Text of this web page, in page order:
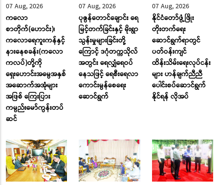
07 Aug, 2026
ကလော
စာတိုက်(ဟောင်း)၊
ကလောရေကူးကန်နှင့်
နားနေစခန်း(ကလော
ကလပ်)တို့ကို
ရှေးဟောင်းအမွေအနှစ်
အဆောက်အအုံများ
အဖြစ် ကြေးပြား
ကမ္ပည်းမော်ကွန်းတပ်
ဆင်
07 Aug, 2026
ပုဇွန်တောင်ချောင်း ရေ
မြင့်တက်ခြင်းနှင့် မိုးရွာ
သွန်းမှုများခြင်းတို့
ကြောင့် ဒဂုံတက္ကသိုလ်
အတွင်း ရေလျှံရေဝပ်
နေသဖြင့် ရေစီးရေလာ
ကောင်းမွန်စေရေး
ဆောင်ရွက်
07 Aug, 2026
နိုင်ငံတော်ဖွံ့ဖြိုး
တိုးတက်ရေး
ဆောင်ရွက်ရာတွင်
ပတ်ဝန်းကျင်
ထိန်းသိမ်းရေးလုပ်ငန်း
များ ဟန်ချက်ညီညီ
ပေါင်းစပ်ဆောင်ရွက်
နိုင်ရန် လိုအပ်